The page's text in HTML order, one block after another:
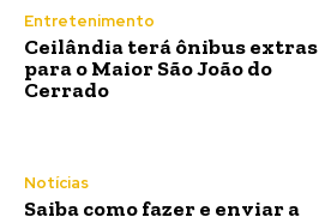
Entretenimento
Ceilândia terá ônibus extras
para o Maior São João do
Cerrado
Notícias
Saiba como fazer e enviar a